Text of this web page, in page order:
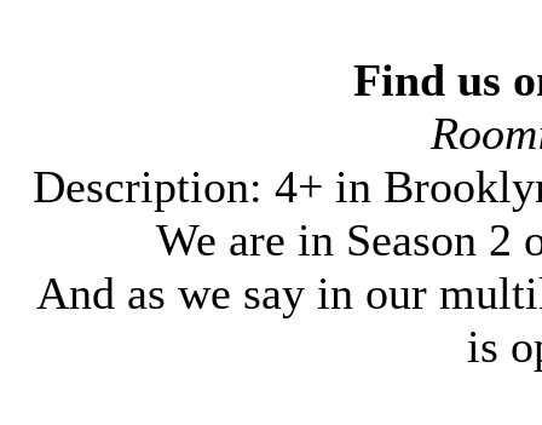
Find us
Description: 4+ in
We are in Season
And as we say in our
is